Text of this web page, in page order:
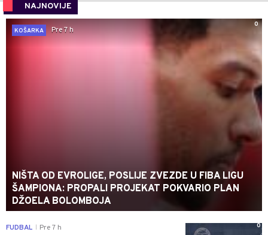
NAJNOVIJE
0
KOŠARKA
Pre 7 h
NIŠTA OD EVROLIGE, POSLIJE ZVEZDE U FIBA LIGU
ŠAMPIONA: PROPALI PROJEKAT POKVARIO PLAN
DŽOELA BOLOMBOJA
0
FUDBAL Pre 7 h